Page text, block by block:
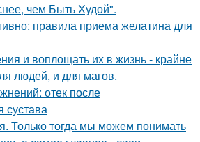
чем Быть Худой".
правила приема желатина для
и воплощать их в жизнь - крайне
людей, и для магов.
отек после
сустава
Только тогда мы можем понимать